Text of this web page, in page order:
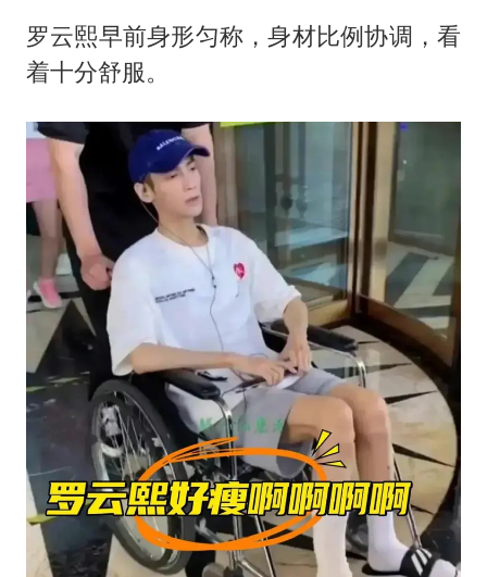
罗云熙早前身形匀称，身材比例协调，看
着十分舒服。